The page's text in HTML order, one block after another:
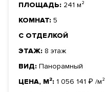
ПЛОЩАДЬ: 241 м²
КОМНАТ: 5
С ОТДЕЛКОЙ
ЭТАЖ: 8 этаж
ВИД: Панорамный
ЦЕНА, М²: 1 056 141 ₽ /м²